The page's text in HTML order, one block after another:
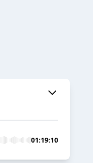
01:19:10